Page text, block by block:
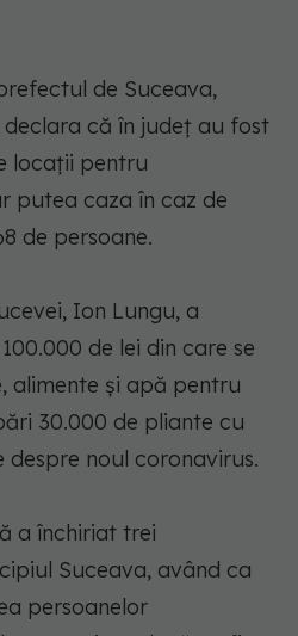
de Suceava,
că în judeţ au fost
locaţii pentru
putea caza în caz de
de persoane.
Ion Lungu, a
de lei din care se
alimente şi apă pentru
30.000 de pliante cu
noul coronavirus.
a închiriat trei
Suceava, având ca
persoanelor